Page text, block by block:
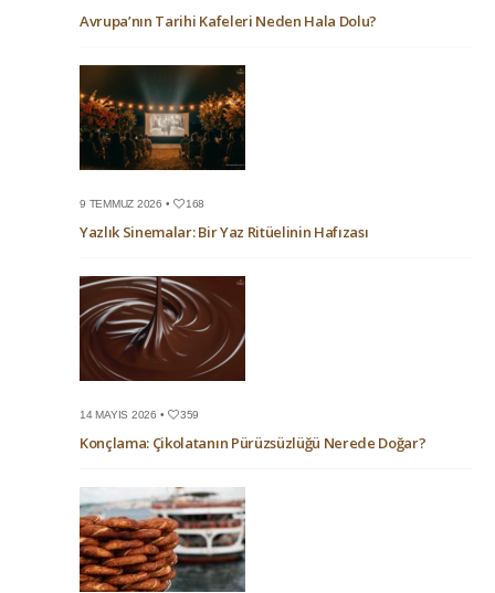
Avrupa’nın Tarihi Kafeleri Neden Hala Dolu?
9 TEMMUZ 2026 • 168
Yazlık Sinemalar: Bir Yaz Ritüelinin Hafızası
14 MAYIS 2026 • 359
Konçlama: Çikolatanın Pürüzsüzlüğü Nerede Doğar?